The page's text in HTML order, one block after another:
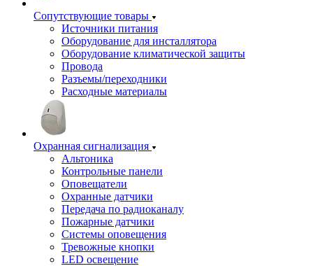
Сопутствующие товары
Источники питания
Оборудование для инсталлятора
Оборудование климатической защиты
Провода
Разъемы/переходники
Расходные материалы
Охранная сигнализация
Альтоника
Контрольные панели
Оповещатели
Охранные датчики
Передача по радиоканалу
Пожарные датчики
Системы оповещения
Тревожные кнопки
LED освещение